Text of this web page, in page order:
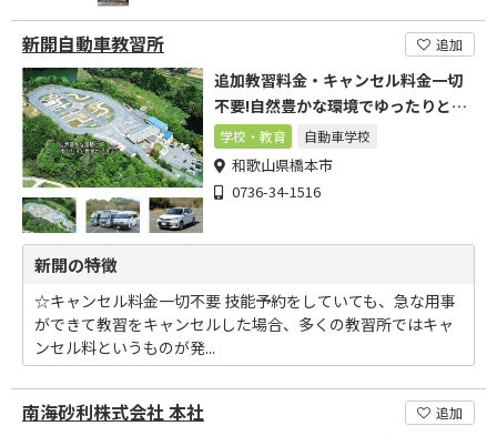
新開自動車教習所 追加
追加教習料金・キャンセル料金一切
不要!自然豊かな環境でゆったりと教
習学校・教育 自動車学校
和歌山県橋本市
0736-34-1516
新開の特徴
☆キャンセル料金一切不要 技能予約をしていても、急な用事
ができて教習をキャンセルした場合、多くの教習所ではキャ
ンセル料というものが発...
南海砂利株式会社 本社 追加